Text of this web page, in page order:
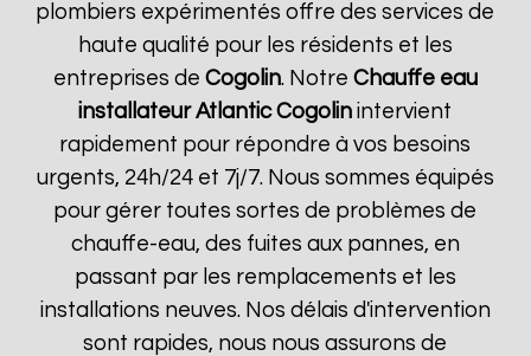
plombiers expérimentés offre des services de
haute qualité pour les résidents et les
entreprises de Cogolin. Notre Chauffe eau
installateur Atlantic Cogolin intervient
rapidement pour répondre à vos besoins
urgents, 24h/24 et 7j/7. Nous sommes équipés
pour gérer toutes sortes de problèmes de
chauffe-eau, des fuites aux pannes, en
passant par les remplacements et les
installations neuves. Nos délais d'intervention
sont rapides, nous nous assurons de